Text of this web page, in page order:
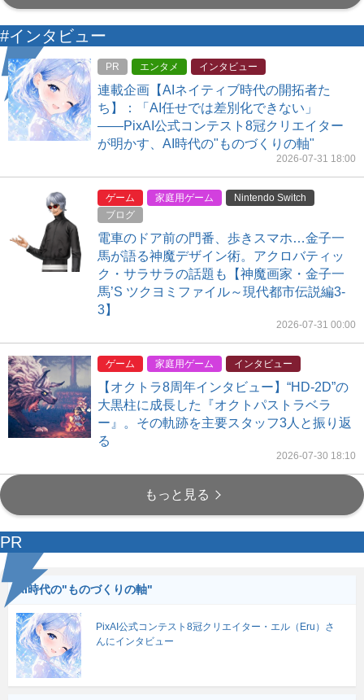
#インタビュー
PR エンタメ インタビュー
連載企画【AIネイティブ時代の開拓者た
ち】：「AI任せでは差別化できない」
――PixAI公式コンテスト8冠クリエイター
が明かす、AI時代の"ものづくりの軸"
2026-07-31 18:00
ゲーム 家庭用ゲーム
Nintendo Switch
ブログ
電車のドア前の門番、歩きスマホ…金子一
馬が語る神魔デザイン術。アクロバティッ
ク・サラサラの話題も【神魔画家・金子一
馬’S ツクヨミファイル～現代都市伝説編3-
3】
2026-07-31 00:00
ゲーム 家庭用ゲーム インタビュー
【オクトラ8周年インタビュー】“HD-2D”の
大黒柱に成長した『オクトパストラベラ
ー』。その軌跡を主要スタッフ3人と振り返
る
2026-07-30 18:10
もっと見る
PR
AI時代の"ものづくりの軸"
PixAI公式コンテスト8冠クリエイター・エル（Eru）さ
んにインタビュー